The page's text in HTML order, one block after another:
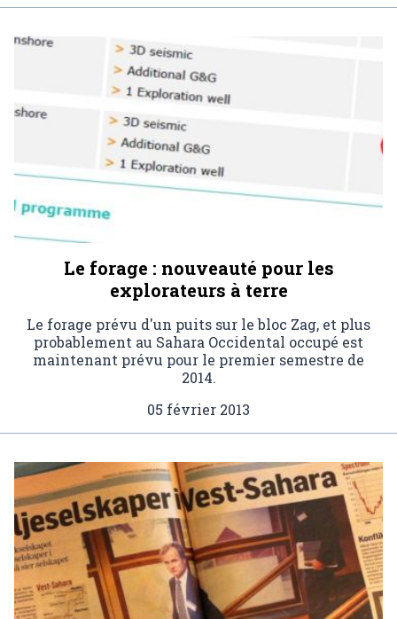
Le forage : nouveauté pour les
explorateurs à terre
Le forage prévu d'un puits sur le bloc Zag, et plus
probablement au Sahara Occidental occupé est
maintenant prévu pour le premier semestre de
2014.
05 février 2013